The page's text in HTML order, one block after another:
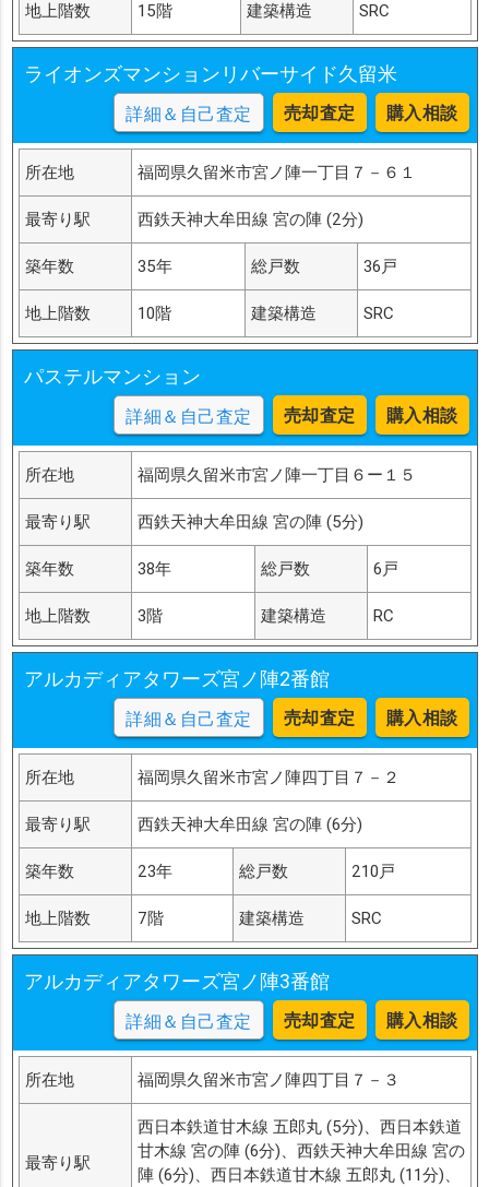
地上階数 15階 建築構造 SRC
ライオンズマンションリバーサイド久留米
詳細＆自己査定 売却査定 購入相談
所在地 福岡県久留米市宮ノ陣一丁目７－６１
最寄り駅 西鉄天神大牟田線 宮の陣 (2分)
築年数 35年 総戸数 36戸
地上階数 10階 建築構造 SRC
パステルマンション
詳細＆自己査定 売却査定 購入相談
所在地 福岡県久留米市宮ノ陣一丁目６ー１５
最寄り駅 西鉄天神大牟田線 宮の陣 (5分)
築年数 38年 総戸数 6戸
地上階数 3階 建築構造 RC
アルカディアタワーズ宮ノ陣2番館
詳細＆自己査定 売却査定 購入相談
所在地 福岡県久留米市宮ノ陣四丁目７－２
最寄り駅 西鉄天神大牟田線 宮の陣 (6分)
築年数 23年 総戸数 210戸
地上階数 7階 建築構造 SRC
アルカディアタワーズ宮ノ陣3番館
詳細＆自己査定 売却査定 購入相談
所在地 福岡県久留米市宮ノ陣四丁目７－３
最寄り駅
西日本鉄道甘木線 五郎丸 (5分)、西日本鉄道
甘木線 宮の陣 (6分)、西鉄天神大牟田線 宮の
陣 (6分)、西日本鉄道甘木線 五郎丸 (11分)、